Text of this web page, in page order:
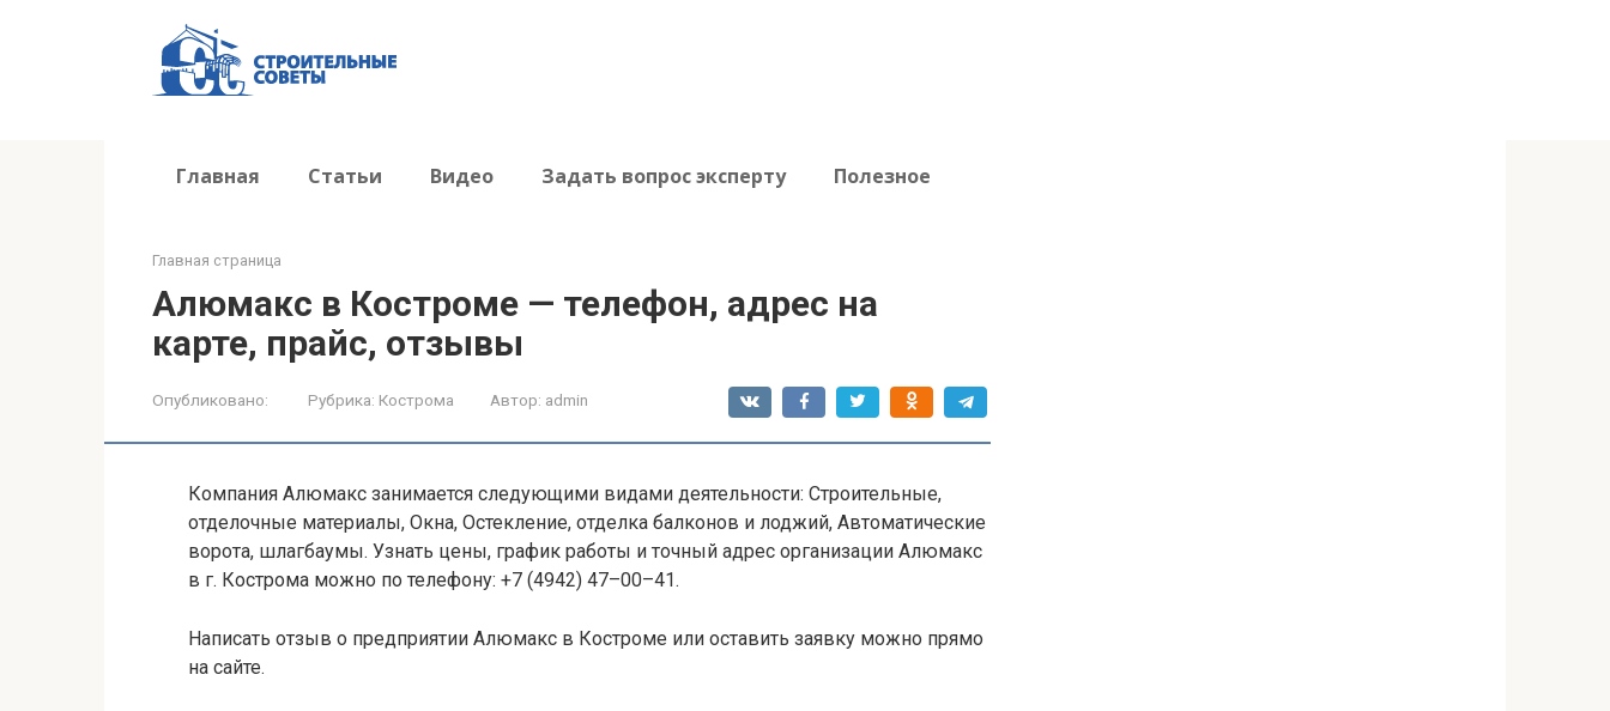
Главная Статьи Видео Задать вопрос эксперту Полезное
Главная страница
Алюмакс в Костроме — телефон, адрес на
карте, прайс, отзывы
Опубликовано: Рубрика: Кострома Автор: admin
Компания Алюмакс занимается следующими видами деятельности: Строительные,
отделочные материалы, Окна, Остекление, отделка балконов и лоджий, Автоматические
ворота, шлагбаумы. Узнать цены, график работы и точный адрес организации Алюмакс
в г. Кострома можно по телефону: +7 (4942) 47–00–41.
Написать отзыв о предприятии Алюмакс в Костроме или оставить заявку можно прямо
на сайте.